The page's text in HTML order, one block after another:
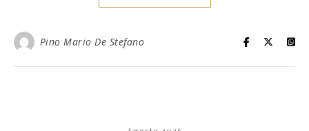
Pino Mario De Stefano